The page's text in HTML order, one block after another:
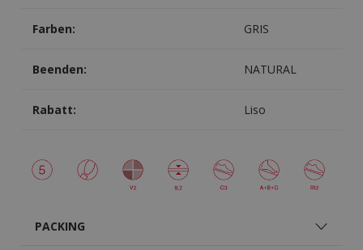
Farben: GRIS
Beenden: NATURAL
Rabatt: Liso
PACKING